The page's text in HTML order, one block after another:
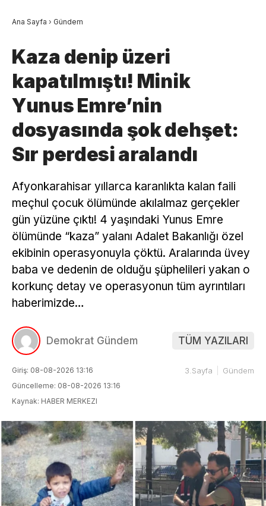
Ana Sayfa › Gündem
Kaza denip üzeri
kapatılmıştı! Minik
Yunus Emre’nin
dosyasında şok dehşet:
Sır perdesi aralandı
Afyonkarahisar yıllarca karanlıkta kalan faili
meçhul çocuk ölümünde akılalmaz gerçekler
gün yüzüne çıktı! 4 yaşındaki Yunus Emre
ölümünde “kaza” yalanı Adalet Bakanlığı özel
ekibinin operasyonuyla çöktü. Aralarında üvey
baba ve dedenin de olduğu şüphelileri yakan o
korkunç detay ve operasyonun tüm ayrıntıları
haberimizde…
Demokrat Gündem TÜM YAZILARI
Giriş: 08-08-2026 13:16
Güncelleme: 08-08-2026 13:16
Kaynak: HABER MERKEZI
3.Sayfa Gündem